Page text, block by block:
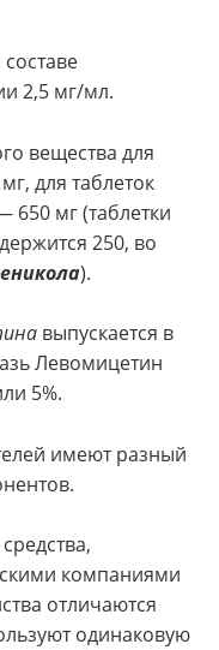
2,5 мг/мл.
вещества для
для таблеток
650 мг (таблетки
250, во
).
выпускается в
Левомицетин
5%.
имеют разный
компаниями
отличаются
одинаковую